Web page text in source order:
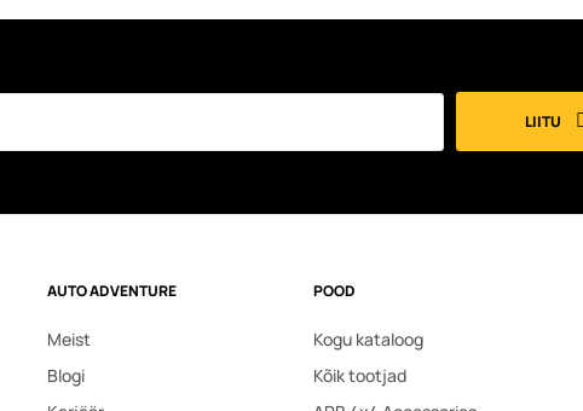
LIITU
AUTO ADVENTURE
Meist
Blogi
POOD
Kogu kataloog
Kõik tootjad